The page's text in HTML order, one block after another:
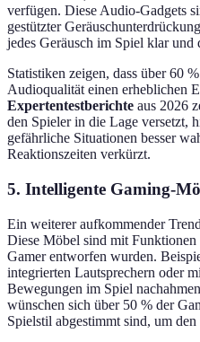
verfügen. Diese Audio-Gadgets
gestützter
jedes Geräusch im Spiel klar
Statistiken zeigen, dass über 60
Audioqualität einen erheblichen
Expertentestberichte aus 2026
den Spieler in die Lage versetzt,
gefährliche Situationen besser
Reaktionszeiten verkürzt.
5. Intelligente Gaming-
Ein weiterer aufkommender
Diese Möbel sind mit Funktionen
Gamer entworfen wurden.
integrierten Lautsprechern oder
Bewegungen im Spiel
wünschen sich über 50 % der
Spielstil abgestimmt sind, um